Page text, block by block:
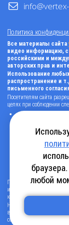
Политика
Все материалы сайта
видео информацию,
российскими и
авторских прав и
Использование
распространение и
письменного
Посетителям сайта
целях при соблюдении
поставить прямую
системами, т.е.
способы, нельзя
все ссылки,
виде и быть
в случае
активная ссылка на
сайта (в любом
Посетителям сайта
информацию: бланки,
контактные телефоны и
Нарушение
влечет наступление
соответствии с
любой